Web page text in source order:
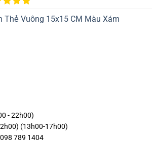
Thẻ Vuông 15x15 CM Màu Xám
- 22h00)
(13h00-17h00)
789 1404